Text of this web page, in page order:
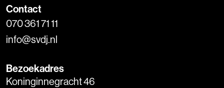
Contact
070 361 71 11
info@svdj.nl
Bezoekadres
Koninginnegracht 46